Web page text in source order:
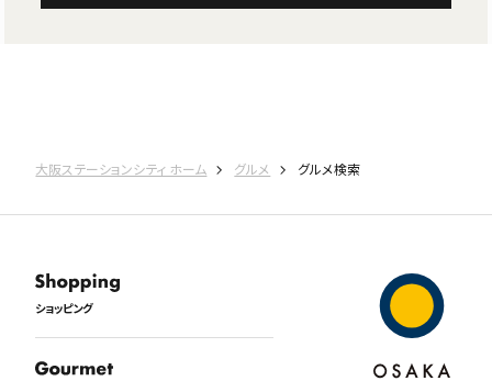
大阪ステーションシティ ホーム グルメ グルメ検索
ショッピング